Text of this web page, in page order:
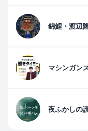
錦鯉・渡辺
マシンガン
夜ふかしの